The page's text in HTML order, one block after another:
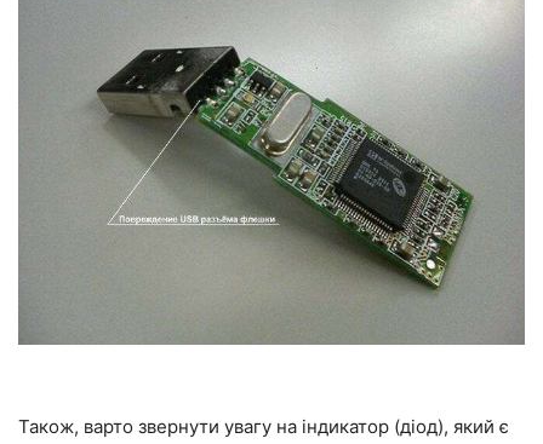
Також, варто звернути увагу на індикатор (діод), який є